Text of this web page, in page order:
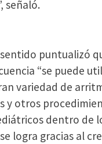
señaló.
puntualizó
“se puede
variedad de
y otros
dentro de
logra gracias al